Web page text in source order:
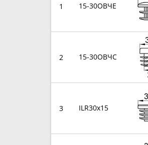
1 15-30ОВЧЕ
2 15-30ОВЧС
3 ILR30x15